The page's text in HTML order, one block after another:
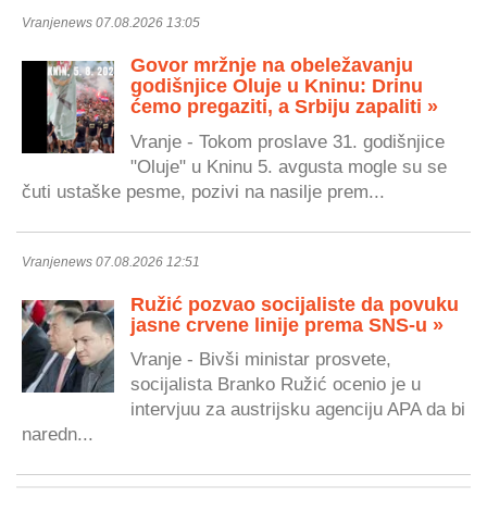
Vranjenews 07.08.2026 13:05
Govor mržnje na obeležavanju
godišnjice Oluje u Kninu: Drinu
ćemo pregaziti, a Srbiju zapaliti »
Vranje - Tokom proslave 31. godišnjice
"Oluje" u Kninu 5. avgusta mogle su se
čuti ustaške pesme, pozivi na nasilje prem...
Vranjenews 07.08.2026 12:51
Ružić pozvao socijaliste da povuku
jasne crvene linije prema SNS-u »
Vranje - Bivši ministar prosvete,
socijalista Branko Ružić ocenio je u
intervjuu za austrijsku agenciju APA da bi
naredn...